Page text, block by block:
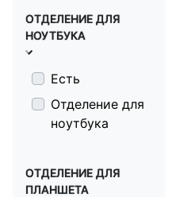
ОТДЕЛЕНИЕ ДЛЯ
НОУТБУКА
Есть
Отделение для
ноутбука
ОТДЕЛЕНИЕ ДЛЯ
ПЛАНШЕТА